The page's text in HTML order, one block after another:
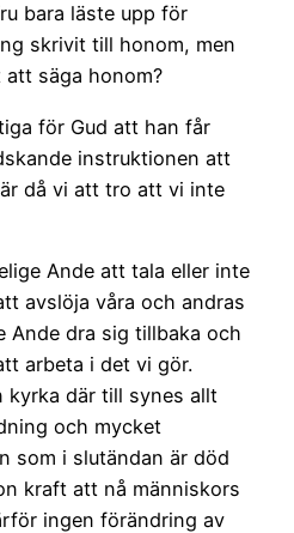
bara läste upp för
skrivit till honom, men
säga honom?
för Gud att han får
instruktionen att
då vi att tro att vi inte
Ande att tala eller inte
avslöja våra och andras
Ande dra sig tillbaka och
arbeta i det vi gör.
kyrka där till synes allt
och mycket
som i slutändan är död
kraft att nå människors
ingen förändring av